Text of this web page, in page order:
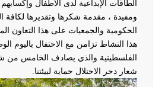
الطاقات الإبداعية لدى الأطفال
ومفيدة ، مقدمة شكرها وتقديرها لكافة
الحكومية والجمعيات على هذا التعاون
هذا النشاط تزامن مع الاحتفال باليوم
الفلسطينية والذي يصادف الخامس من
شعار دحر الاحتلال حماية لبيئتنا.